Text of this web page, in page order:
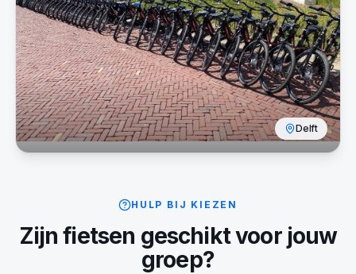
Delft
HULP BIJ KIEZEN
Zijnfietsen geschikt voor jouw
groep?